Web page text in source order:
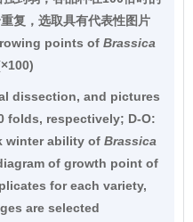
复，选取具有代表性图片
points of Brassica
dissection, and pictures
folds, respectively; D-O:
winter ability of Brassica
of growth point of
for each variety,
are selected